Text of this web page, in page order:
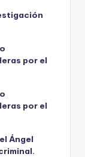
por el
por el
Ángel